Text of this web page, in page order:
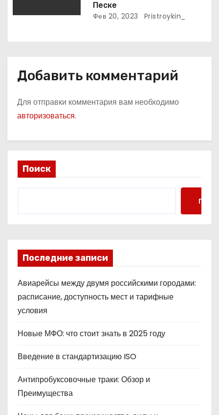
Песке
Фев 20, 2023 Pristroykin_
Добавить комментарий
Для отправки комментария вам необходимо
авторизоваться.
Поиск
Поиск
Последние записи
Авиарейсы между двумя российскими городами:
расписание, доступность мест и тарифные
условия
Новые МФО: что стоит знать в 2025 году
Введение в стандартизацию ISO
Антипробуксовочные траки: Обзор и
Преимущества